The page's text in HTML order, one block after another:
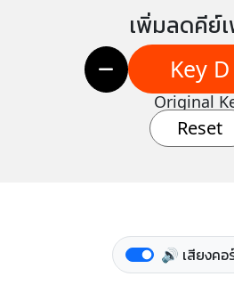
เพิ่มลดคีย์
Key D
Original
Reset
🔊 เสียงคอ